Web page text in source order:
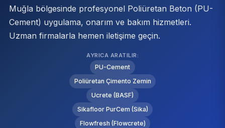
Muğla bölgesinde profesyonel Poliüretan Beton (PU-
Cement) uygulama, onarım ve bakım hizmetleri.
Uzman firmalarla hemen iletişime geçin.
AYRICA ARATILIR:
PU-Cement
Poliüretan Çimento Zemin
Ucrete (BASF)
Sikafloor PurCem (Sika)
Flowfresh (Flowcrete)